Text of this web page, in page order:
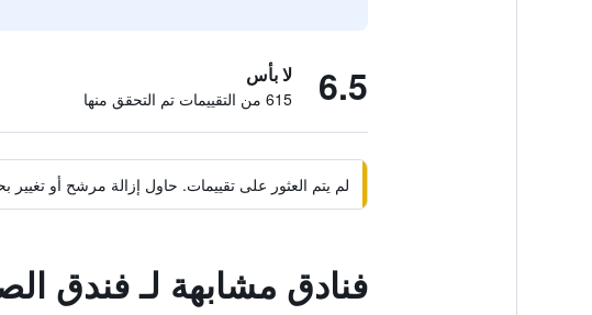
6.5 لا بأس
615 من التقييمات تم التحقق منها
لم يتم العثور على تقييمات. حاول إزالة مرشح أو
فنادق مشابهة لـ فندق